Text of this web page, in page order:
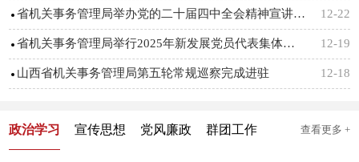
省机关事务管理局举办党的二十届四中全会精神宣讲辅导暨2025年全局党务和纪检干部专题培训 12-22
省机关事务管理局举行2025年新发展党员代表集体宣誓仪式 12-19
山西省机关事务管理局第五轮常规巡察完成进驻 12-18
政治学习 宣传思想 党风廉政 群团工作 查看更多 +